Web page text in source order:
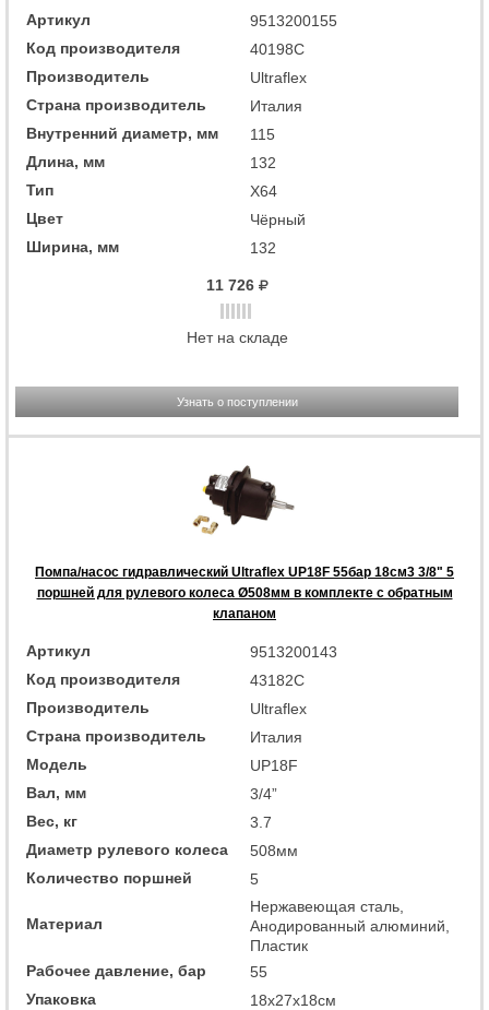
Артикул
9513200155
Код производителя
40198C
Производитель
Ultraflex
Страна производитель
Италия
Внутренний диаметр, мм
115
Длина, мм
132
Тип
X64
Цвет
Чёрный
Ширина, мм
132
11 726
Нет на складе
Узнать о поступлении
Помпа/насос гидравлический Ultraflex UP18F 55бар 18см3 3/8" 5
поршней для рулевого колеса Ø508мм в комплекте с обратным
клапаном
Артикул
9513200143
Код производителя
43182C
Производитель
Ultraflex
Страна производитель
Италия
Модель
UP18F
Вал, мм
3/4”
Вес, кг
3.7
Диаметр рулевого колеса
508мм
Количество поршней
5
Материал
Нержавеющая сталь,
Анодированный алюминий,
Пластик
Рабочее давление, бар
55
Упаковка
18x27x18см